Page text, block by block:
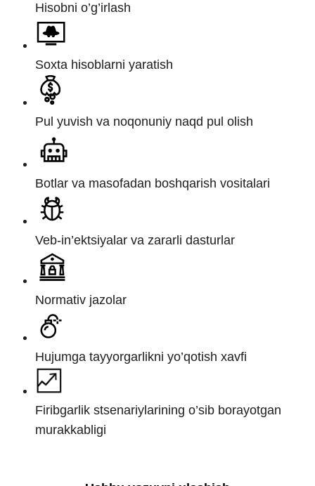
Hisobni o’g’irlash
Soxta hisoblarni yaratish
Pul yuvish va noqonuniy naqd pul olish
Botlar va masofadan boshqarish vositalari
Veb-in’ektsiyalar va zararli dasturlar
Normativ jazolar
Hujumga tayyorgarlikni yo’qotish xavfi
Firibgarlik stsenariylarining o’sib borayotgan
murakkabligi